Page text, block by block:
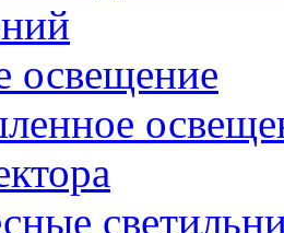
освещение